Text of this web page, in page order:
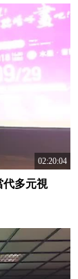
02:20:04
代多元視